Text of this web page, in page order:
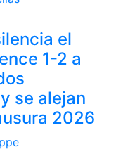
el
1-2 a
se alejan
2026